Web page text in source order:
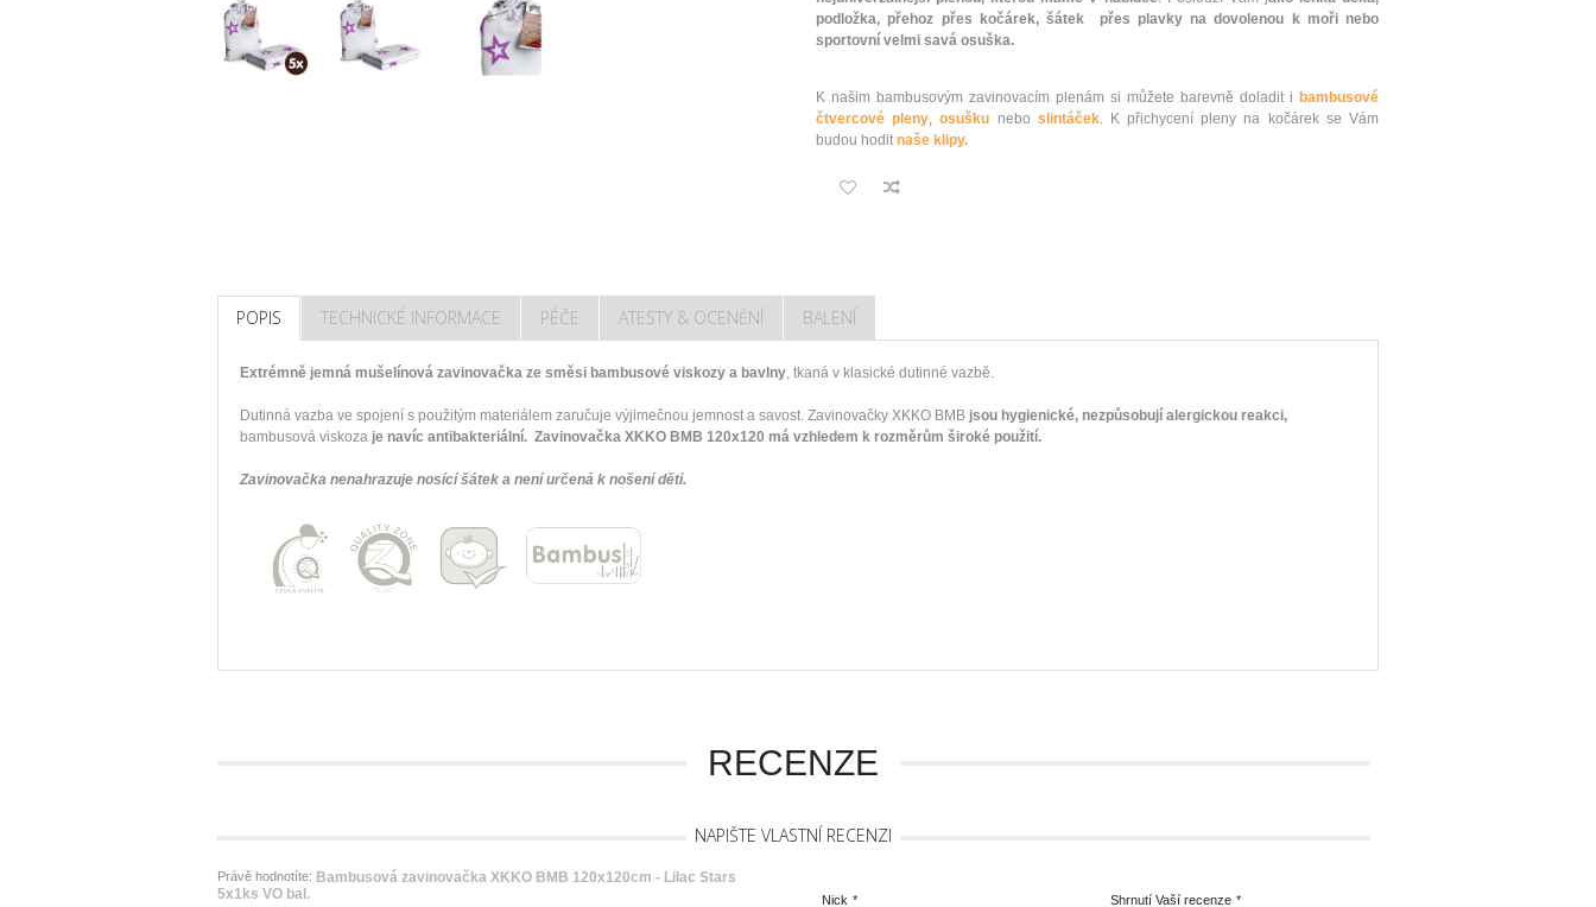
podložka, přehoz přes kočárek, šátek přes plavky na dovolenou k moři nebo
sportovní velmi savá osuška.
K našim bambusovým zavinovacím plenám si můžete barevně doladit i bambusové
čtvercové pleny,osušku nebo slintáček. K přichycení pleny na kočárek se Vám
budou hodit naše klipy.
POPIS TECHNICKÉ INFORMACE PÉČE ATESTY & OCENĚNÍ BALENÍ
Extrémně jemná mušelínová zavinovačka ze směsi bambusové viskozy a bavlny, tkaná v klasické dutinné vazbě.
Dutinná vazba ve spojení s použitým materiálem zaručuje výjimečnou jemnost a savost. Zavinovačky XKKO BMB jsou hygienické, nezpůsobují alergickou reakci,
bambusová viskoza je navíc antibakteriální. Zavinovačka XKKO BMB 120x120 má vzhledem k rozměrům široké použití.
Zavinovačka nenahrazuje nosící šátek a není určená k nošení dětí.
RECENZE
NAPIŠTE VLASTNÍ RECENZI
Právě hodnotíte: Bambusová zavinovačka XKKO BMB 120x120cm - Lilac Stars
5x1ks VO bal.
*
Nick *
Shrnutí Vaší recenze